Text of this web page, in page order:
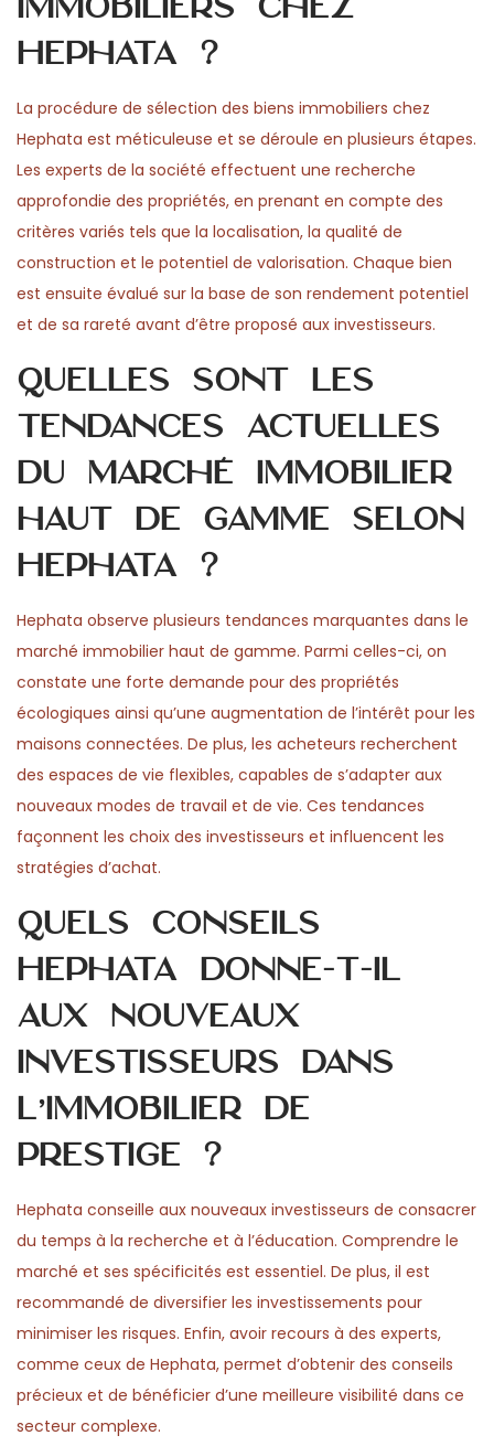
Hephata ?
La procédure de sélection des biens immobiliers chez
Hephata est méticuleuse et se déroule en plusieurs étapes.
Les experts de la société effectuent une recherche
approfondie des propriétés, en prenant en compte des
critères variés tels que la localisation, la qualité de
construction et le potentiel de valorisation. Chaque bien
est ensuite évalué sur la base de son rendement potentiel
et de sa rareté avant d’être proposé aux investisseurs.
Quelles sont les
tendances actuelles
du marché immobilier
haut de gamme selon
Hephata ?
Hephata observe plusieurs tendances marquantes dans le
marché immobilier haut de gamme. Parmi celles-ci, on
constate une forte demande pour des propriétés
écologiques ainsi qu’une augmentation de l’intérêt pour les
maisons connectées. De plus, les acheteurs recherchent
des espaces de vie flexibles, capables de s’adapter aux
nouveaux modes de travail et de vie. Ces tendances
façonnent les choix des investisseurs et influencent les
stratégies d’achat.
Quels conseils
Hephata donne-t-il
aux nouveaux
investisseurs dans
l’immobilier de
prestige ?
Hephata conseille aux nouveaux investisseurs de consacrer
du temps à la recherche et à l’éducation. Comprendre le
marché et ses spécificités est essentiel. De plus, il est
recommandé de diversifier les investissements pour
minimiser les risques. Enfin, avoir recours à des experts,
comme ceux de Hephata, permet d’obtenir des conseils
précieux et de bénéficier d’une meilleure visibilité dans ce
secteur complexe.